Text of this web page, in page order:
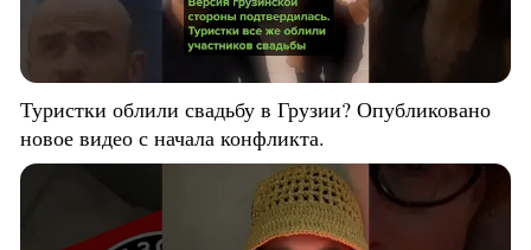
Туристки облили свадьбу в Грузии? Опубликовано
новое видео с начала конфликта.